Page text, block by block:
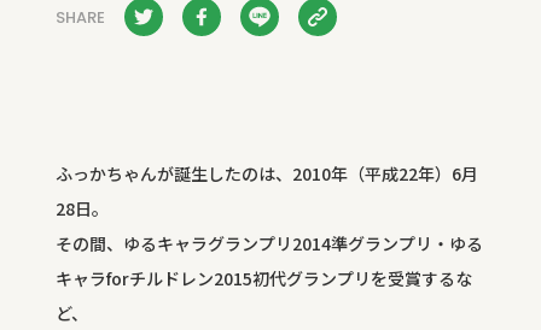
SHARE
ふっかちゃんが誕生したのは、2010年（平成22年）6月
28日。
その間、ゆるキャラグランプリ2014準グランプリ・ゆる
キャラforチルドレン2015初代グランプリを受賞するな
ど、